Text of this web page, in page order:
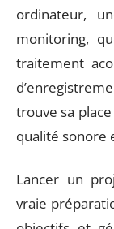
ordinateur,
monitoring,
traitement
trouve sa
qualité sonore
Lancer un
vraie